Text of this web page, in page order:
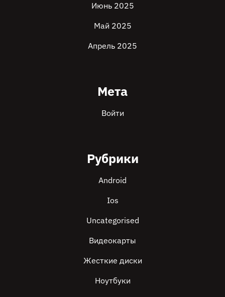
Июнь 2025
Май 2025
Апрель 2025
Мета
Войти
Рубрики
Android
Ios
Uncategorised
Видеокарты
Жесткие диски
Ноутбуки